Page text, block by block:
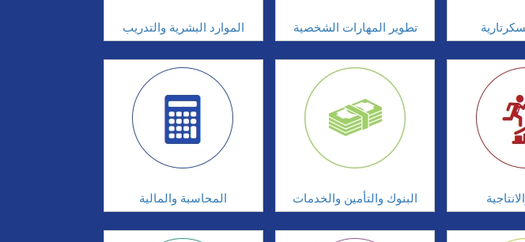
الموارد البشرية والتدريب تطوير المهارات الشخصية
المحاسبة والمالية البنوك والتأمين والخدمات